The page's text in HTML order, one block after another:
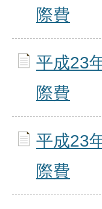
際費
平成23
際費
平成23
際費